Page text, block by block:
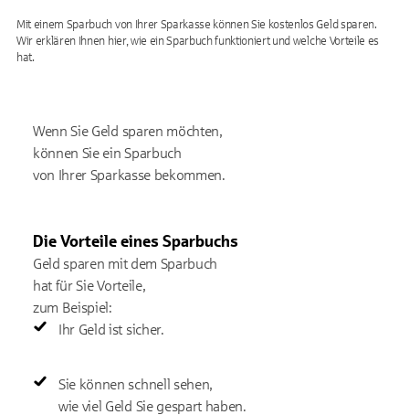
Mit einem Sparbuch von Ihrer Sparkasse können Sie kostenlos Geld sparen.
Wir erklären Ihnen hier, wie ein Sparbuch funktioniert und welche Vorteile es
hat.
Wenn Sie Geld sparen möchten,
können Sie ein Sparbuch
von Ihrer Sparkasse bekommen.
Die Vorteile eines Sparbuchs
Geld sparen mit dem Sparbuch
hat für Sie Vorteile,
zum Beispiel:
Ihr Geld ist sicher.
Sie können schnell sehen,
wie viel Geld Sie gespart haben.